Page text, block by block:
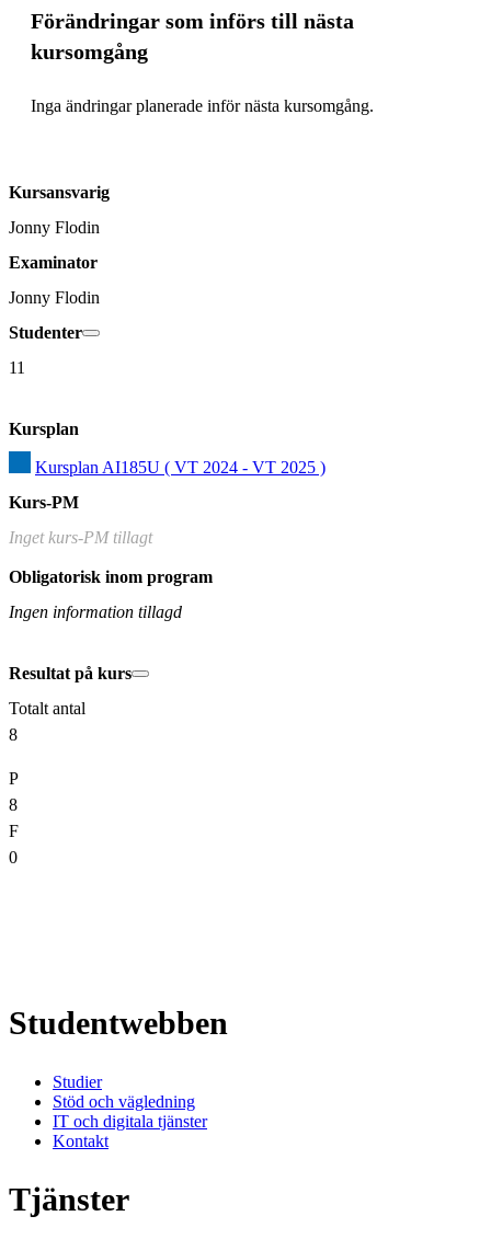
Förändringar som införs till nästa
kursomgång
Inga ändringar planerade inför nästa kursomgång.
Kursansvarig
Jonny Flodin
Examinator
Jonny Flodin
Studenter
11
Kursplan
Kursplan AI185U ( VT 2024 - VT 2025 )
Kurs-PM
Inget kurs-PM tillagt
Obligatorisk inom program
Ingen information tillagd
Resultat på kurs
Totalt antal
8
P
8
F
0
Studentwebben
Studier
Stöd och vägledning
IT och digitala tjänster
Kontakt
Tjänster